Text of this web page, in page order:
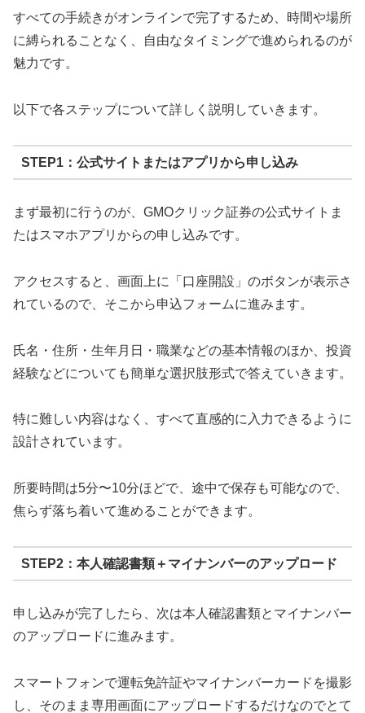
すべての手続きがオンラインで完了するため、時間や場所
に縛られることなく、自由なタイミングで進められるのが
魅力です。
以下で各ステップについて詳しく説明していきます。
STEP1：公式サイトまたはアプリから申し込み
まず最初に行うのが、GMOクリック証券の公式サイトま
たはスマホアプリからの申し込みです。
アクセスすると、画面上に「口座開設」のボタンが表示さ
れているので、そこから申込フォームに進みます。
氏名・住所・生年月日・職業などの基本情報のほか、投資
経験などについても簡単な選択肢形式で答えていきます。
特に難しい内容はなく、すべて直感的に入力できるように
設計されています。
所要時間は5分〜10分ほどで、途中で保存も可能なので、
焦らず落ち着いて進めることができます。
STEP2：本人確認書類＋マイナンバーのアップロード
申し込みが完了したら、次は本人確認書類とマイナンバー
のアップロードに進みます。
スマートフォンで運転免許証やマイナンバーカードを撮影
し、そのまま専用画面にアップロードするだけなのでとて